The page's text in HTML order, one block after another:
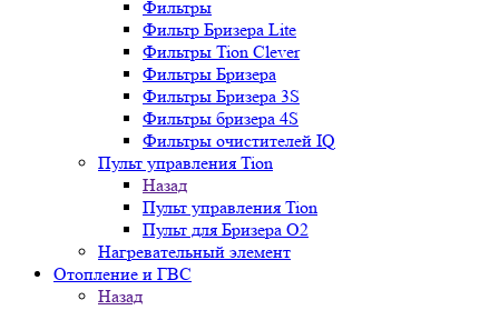
Фильтры
Фильтр Бризера Lite
Фильтры Tion Clever
Фильтры Бризера
Фильтры Бризера 3S
Фильтры бризера 4S
Фильтры очистителей IQ
Пульт управления Tion
Назад
Пульт управления Tion
Пульт для Бризера O2
Нагревательный элемент
Отопление и ГВС
Назад